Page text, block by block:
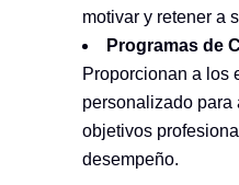
motivar y retener a
Programas de
Proporcionan a los
personalizado para
objetivos
desempeño.